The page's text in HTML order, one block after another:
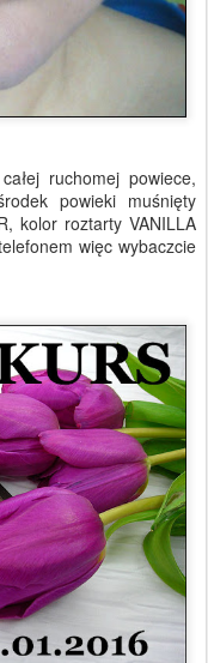
ruchomej powiece,
powieki muśnięty
kolor roztarty VANILLA
więc wybaczcie